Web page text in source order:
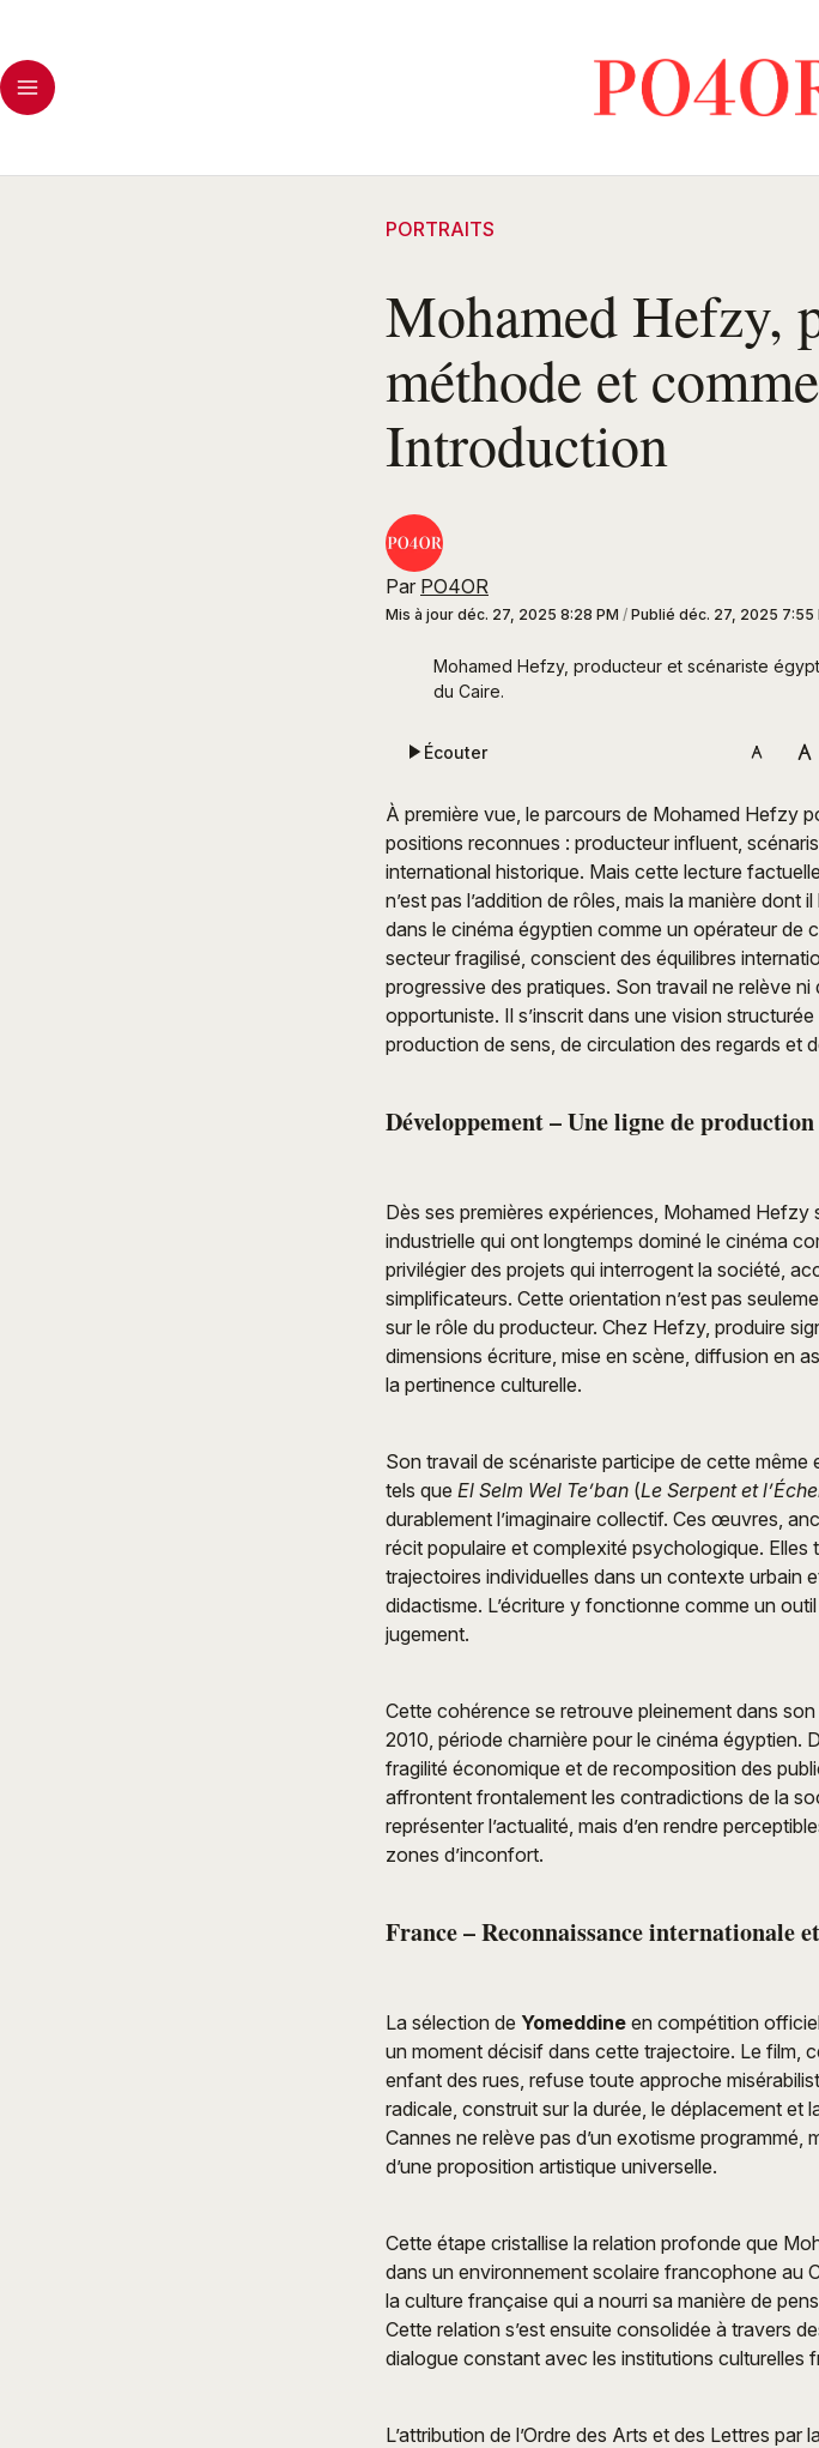
PORTRAITS
Mohamed Hefzy,
méthode et
Introduction
Par PO4OR
Mis à jour déc. 27, 2025 8:28 PM / Publié déc. 27, 2025 7:55
Mohamed Hefzy, producteur et scénariste
du Caire.
Écouter
À première vue, le parcours de Mohamed Hefzy
positions reconnues : producteur influent,
international historique. Mais cette lecture
n’est pas l’addition de rôles, mais la manière dont
dans le cinéma égyptien comme un opérateur de
secteur fragilisé, conscient des équilibres
progressive des pratiques. Son travail ne relève
opportuniste. Il s’inscrit dans une vision
production de sens, de circulation des regards et
Développement – Une ligne de
Dès ses premières expériences, Mohamed Hefzy
industrielle qui ont longtemps dominé le cinéma
privilégier des projets qui interrogent la société,
simplificateurs. Cette orientation n’est pas
sur le rôle du producteur. Chez Hefzy, produire
dimensions écriture, mise en scène, diffusion en
la pertinence culturelle.
Son travail de scénariste participe de cette
tels que El Selm Wel Te’ban (Le Serpent et
durablement l’imaginaire collectif. Ces œuvres,
récit populaire et complexité psychologique. Elles
trajectoires individuelles dans un contexte urbain
didactisme. L’écriture y fonctionne comme un
jugement.
Cette cohérence se retrouve pleinement dans
2010, période charnière pour le cinéma égyptien.
fragilité économique et de recomposition des
affrontent frontalement les contradictions de la
représenter l’actualité, mais d’en rendre
zones d’inconfort.
France – Reconnaissance internationale
La sélection de Yomeddine en compétition
un moment décisif dans cette trajectoire. Le film,
enfant des rues, refuse toute approche
radicale, construit sur la durée, le déplacement et
Cannes ne relève pas d’un exotisme programmé,
d’une proposition artistique universelle.
Cette étape cristallise la relation profonde que
dans un environnement scolaire francophone au
la culture française qui a nourri sa manière de
Cette relation s’est ensuite consolidée à travers
dialogue constant avec les institutions culturelles
L’attribution de l’Ordre des Arts et des Lettres